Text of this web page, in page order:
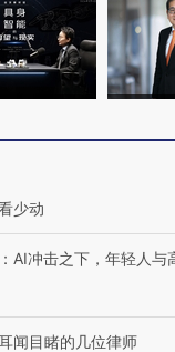
链博
”接产
【特别呈现】寻找
有意思的生活方式·
少动
： AI冲击之下，年轻人与
闻目睹的几位律师